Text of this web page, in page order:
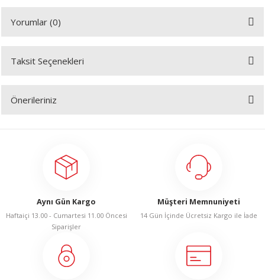
Yorumlar (0)
Taksit Seçenekleri
Önerileriniz
Görüş ve önerileriniz için teşekkür ederiz.
Ürün açıklamasında eksik bilgiler bulunuyor.
Ürün bilgilerinde hatalar bulunuyor.
Ürün fiyatı diğer sitelerden daha pahalı.
Bu ürüne benzer farklı alternatifler olmalı.
Aynı Gün Kargo
Haftaiçi 13.00 - Cumartesi 11.00 Öncesi
Siparişler
Müşteri Memnuniyeti
14 Gün İçinde Ücretsiz Kargo ile İade